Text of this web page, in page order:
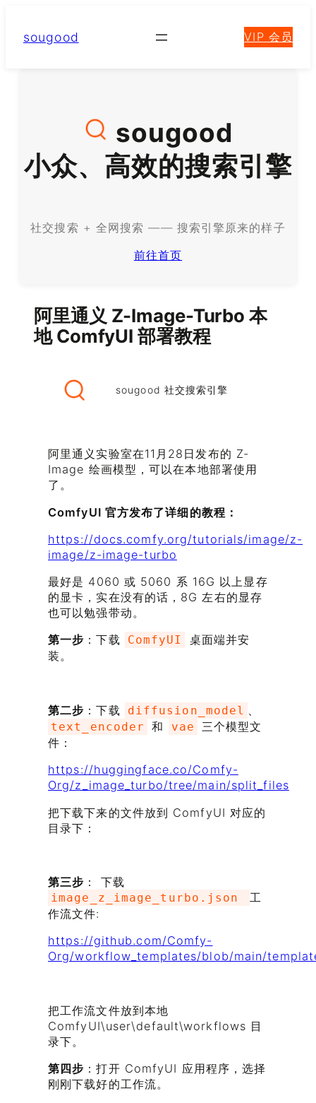
sougood VIP 会员
sougood
小众、高效的搜索引擎
社交搜索 + 全网搜索 —— 搜索引擎原来的样子
前往首页
阿里通义 Z-Image-Turbo 本
地 ComfyUI 部署教程
sougood 社交搜索引擎
阿里通义实验室在11月28日发布的 Z-
Image 绘画模型，可以在本地部署使用
了。
ComfyUI 官方发布了详细的教程：
https://docs.comfy.org/tutorials/image/z-
image/z-image-turbo
最好是 4060 或 5060 系 16G 以上显存
的显卡，实在没有的话，8G 左右的显存
也可以勉强带动。
第一步 ：下载 ComfyUI
桌面端并安
装。
第二步 ：下载 diffusion_model
text_encoder 和 vae
三个模型文
件：
https://huggingface.co/Comfy-
Org/z_image_turbo/tree/main/split_files
把下载下来的文件放到 ComfyUI 对应的
目录下：
第三步 ： 下载
image_z_image_turbo.json
工
作流文件:
https://github.com/Comfy-
Org/workflow_templates/blob/main/
把工作流文件放到本地
ComfyUI\user\default\workflows 目
录下。
第四步 ：打开 ComfyUI 应用程序，选择
刚刚下载好的工作流。